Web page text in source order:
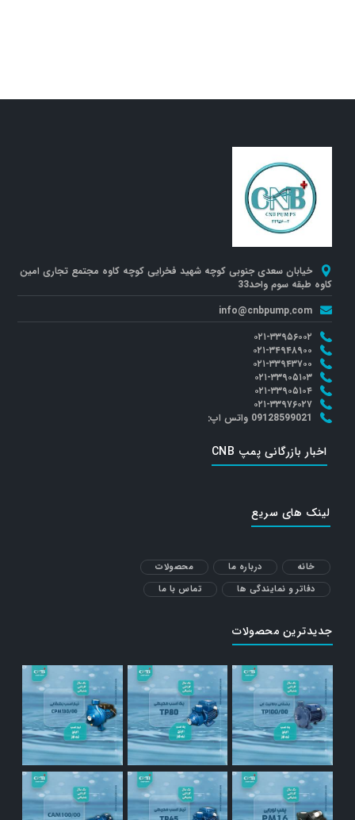
خیابان سعدی جنوبی کوچه شهید فخرایی کوچه کاوه مجتمع تجاری امین
کاوه طبقه سوم واحد33
info@cnbpump.com
۰۲۱-۳۳۹۵۶۰۰۲
۰۲۱-۳۴۹۴۸۹۰۰
۰۲۱-۳۳۹۴۳۷۰۰
۰۲۱-۳۳۹۰۵۱۰۳
۰۲۱-۳۳۹۰۵۱۰۴
۰۲۱-۳۳۹۷۶۰۲۷
09128599021 واتس اپ:
اخبار بازرگانی پمپ CNB
لینک های سریع
خانه درباره ما
محصولات
دفاتر و نمایندگی ها
تماس با ما
جدیدترین محصولات